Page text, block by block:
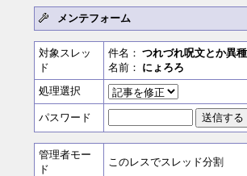
メンテフォーム
対象スレッ
ド
件名： つれづれ呪文とか異
名前： にょろろ
処理選択
パスワード
管理者モー
ド
このレスでスレッド分割